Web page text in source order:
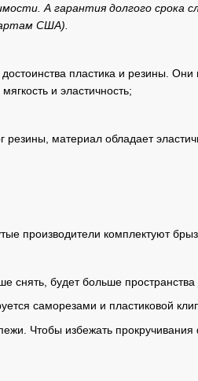
А гарантия долгого срока
США).
пластика и резины.
и эластичность;
материал обладает
производители комплектуют
снять, будет больше
саморезами и пластиковой
Чтобы избежать